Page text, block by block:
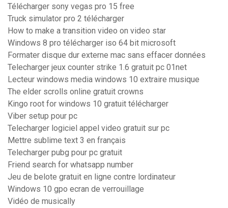
Télécharger sony vegas pro 15 free
Truck simulator pro 2 télécharger
How to make a transition video on video star
Windows 8 pro télécharger iso 64 bit microsoft
Formater disque dur externe mac sans effacer données
Telecharger jeux counter strike 1.6 gratuit pc 01net
Lecteur windows media windows 10 extraire musique
The elder scrolls online gratuit crowns
Kingo root for windows 10 gratuit télécharger
Viber setup pour pc
Telecharger logiciel appel video gratuit sur pc
Mettre sublime text 3 en français
Telecharger pubg pour pc gratuit
Friend search for whatsapp number
Jeu de belote gratuit en ligne contre lordinateur
Windows 10 gpo ecran de verrouillage
Vidéo de musically